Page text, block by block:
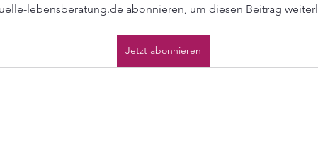
lebensberatung.de abonnieren, um diesen Beitrag
Jetzt abonnieren